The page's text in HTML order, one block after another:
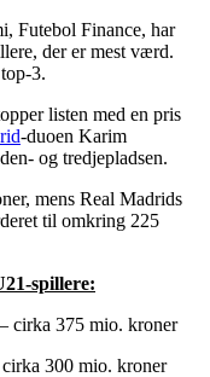
Futebol Finance, har
der er mest værd.
3.
listen med en pris
-duoen Karim
og tredjepladsen.
mens Real Madrids
til omkring 225
spillere:
cirka 375 mio. kroner
300 mio. kroner